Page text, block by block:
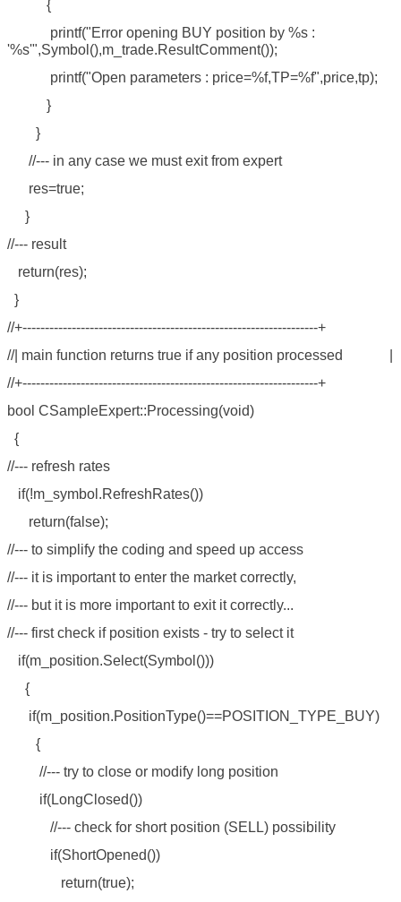
{
printf("Error opening BUY position by %s :
'%s'",Symbol(),m_trade.ResultComment());
printf("Open parameters : price=%f,TP=%f",price,tp);
}
}
//--- in any case we must exit from expert
res=true;
}
//--- result
return(res);
}
//+------------------------------------------------------------------+
//| main function returns true if any position processed |
//+------------------------------------------------------------------+
bool CSampleExpert::Processing(void)
{
//--- refresh rates
if(!m_symbol.RefreshRates())
return(false);
//--- to simplify the coding and speed up access
//--- it is important to enter the market correctly,
//--- but it is more important to exit it correctly...
//--- first check if position exists - try to select it
if(m_position.Select(Symbol()))
{
if(m_position.PositionType()==POSITION_TYPE_BUY)
{
//--- try to close or modify long position
if(LongClosed())
//--- check for short position (SELL) possibility
if(ShortOpened())
return(true);